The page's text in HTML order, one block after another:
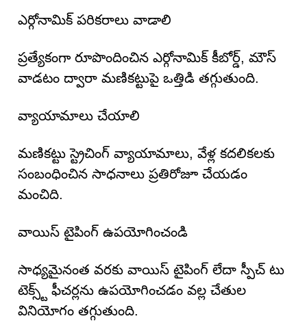
ఎర్గోనామిక్ పరికరాలు వాడాలి
ప్రత్యేకంగా రూపొందించిన ఎర్గోనామిక్ కీబోర్డ్, మౌస్
వాడటం ద్వారా మణికట్టుపై ఒత్తిడి తగ్గుతుంది.
వ్యాయామాలు చేయాలి
మణికట్టు స్ట్రెచింగ్ వ్యాయామాలు, వేళ్ల కదలికలకు
సంబంధించిన సాధనాలు ప్రతిరోజూ చేయడం
మంచిది.
వాయిస్ టైపింగ్ ఉపయోగించండి
సాధ్యమైనంత వరకు వాయిస్ టైపింగ్ లేదా స్పీచ్ టు
టెక్స్ట్ ఫీచర్లను ఉపయోగించడం వల్ల చేతుల
వినియోగం తగ్గుతుంది.